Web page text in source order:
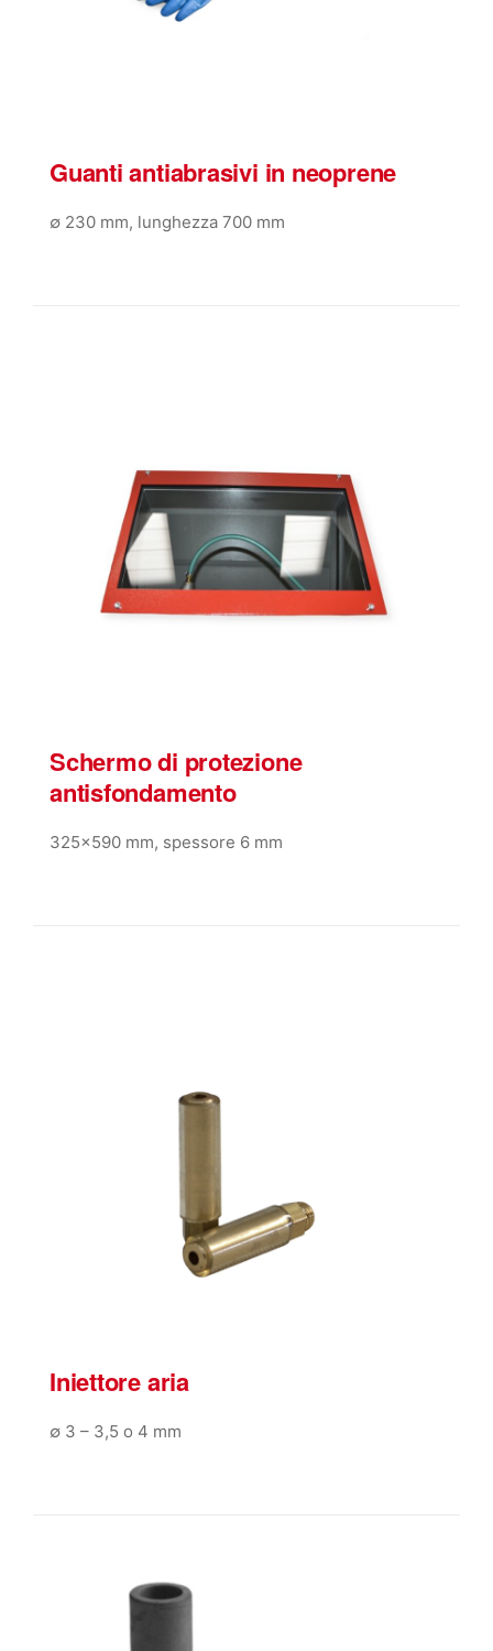
Guanti antiabrasivi in neoprene
∅ 230 mm, lunghezza 700 mm
Schermo di protezione
antisfondamento
325×590 mm, spessore 6 mm
Iniettore aria
∅ 3 – 3,5 o 4 mm